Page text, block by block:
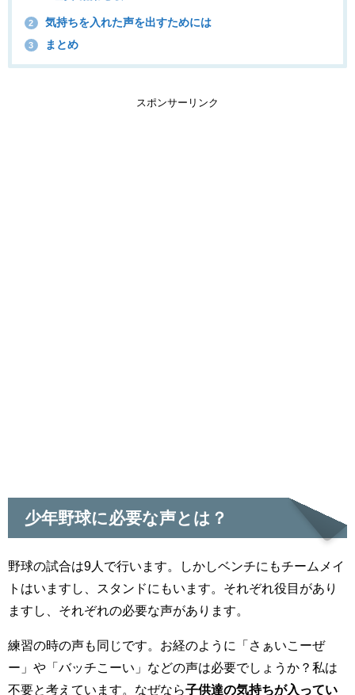
2 気持ちを入れた声を出すためには
3 まとめ
スポンサーリンク
少年野球に必要な声とは？
野球の試合は9人で行います。しかしベンチにもチームメイ
トはいますし、スタンドにもいます。それぞれ役目があり
ますし、それぞれの必要な声があります。
練習の時の声も同じです。お経のように「さぁいこーぜ
ー」や「バッチこーい」などの声は必要でしょうか？私は
不要と考えています。なぜなら子供達の気持ちが入ってい